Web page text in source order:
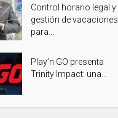
Control horario legal y
gestión de vacaciones
para...
Play’n GO presenta
Trinity Impact: una...